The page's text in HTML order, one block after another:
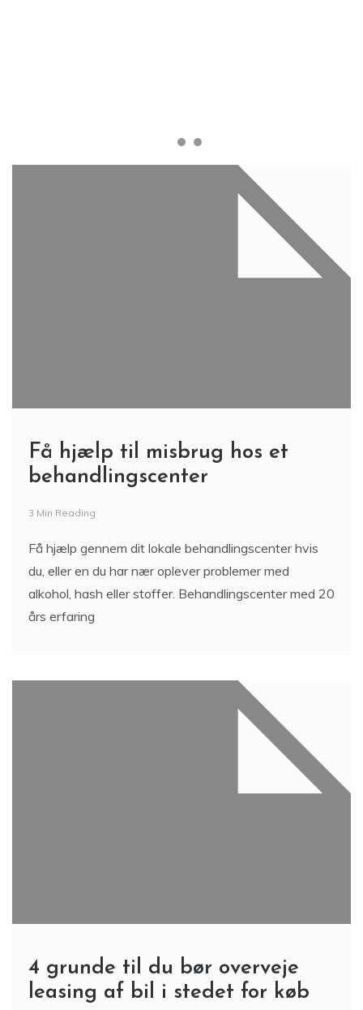
Få hjælp til misbrug hos et
behandlingscenter
3 Min Reading
Få hjælp gennem dit lokale behandlingscenter hvis
du, eller en du har nær oplever problemer med
alkohol, hash eller stoffer. Behandlingscenter med 20
års erfaring
4 grunde til du bør overveje
leasing af bil i stedet for køb